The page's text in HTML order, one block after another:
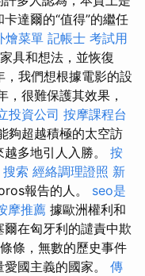
達爾的“值得”的繼任
燴菜單 記帳士 考試用
具和想法，並恢復
，我們想根據電影的設
很難保護其效果，
投資公司 按摩課程台
夠超越積極的太空訪
多地引人入勝。 按
搜索 經絡調理證照 新
報告的人。 seo是
摩推薦 據歐洲權利和
在匈牙利的譴責中欺
條，無數的歷史事件
國主義的國家。 傳